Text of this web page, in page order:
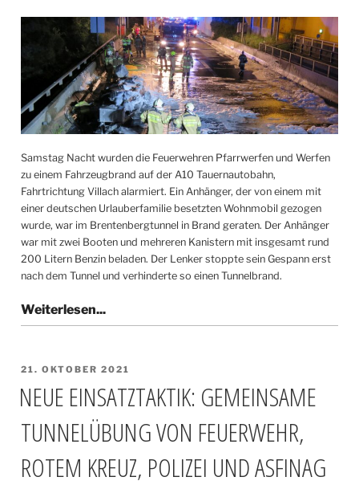
Samstag Nacht wurden die Feuerwehren Pfarrwerfen und Werfen
zu einem Fahrzeugbrand auf der A10 Tauernautobahn,
Fahrtrichtung Villach alarmiert. Ein Anhänger, der von einem mit
einer deutschen Urlauberfamilie besetzten Wohnmobil gezogen
wurde, war im Brentenbergtunnel in Brand geraten. Der Anhänger
war mit zwei Booten und mehreren Kanistern mit insgesamt rund
200 Litern Benzin beladen. Der Lenker stoppte sein Gespann erst
nach dem Tunnel und verhinderte so einen Tunnelbrand.
VERÖFFENTLICHT
21. OKTOBER 2021
NEUE EINSATZTAKTIK: GEMEINSAME
TUNNELÜBUNG VON FEUERWEHR,
ROTEM KREUZ, POLIZEI UND ASFINAG